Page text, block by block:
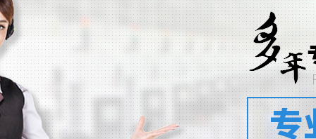
HUB拓展坞铝外壳
理发器铝壳
移动电源充电宝铝外壳
铝外壳开关面板
数据线铝外壳